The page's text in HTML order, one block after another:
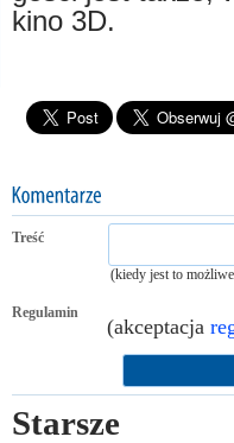
kino 3D.
Treść
(kiedy jest to
Regulamin
(akceptacja
Starsze